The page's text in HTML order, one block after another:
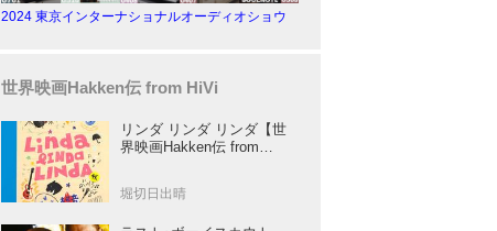
2024 東京インターナショナルオーディオショウ
世界映画Hakken伝 from HiVi
リンダ リンダ リンダ【世
界映画Hakken伝 from
傑作青春学園ストーリー！
堀切日出晴